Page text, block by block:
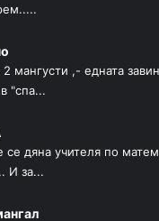
мангусти ,- едната
"спа...
се дяна учителя по
И за...